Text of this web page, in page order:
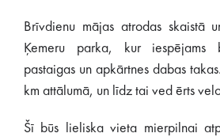
Brīvdienu mājas atrodas skaistā
Ķemeru parka, kur iespējams
pastaigas un apkārtnes dabas
km attālumā, un līdz tai ved ērts
Šī būs lieliska vieta mierpilnai